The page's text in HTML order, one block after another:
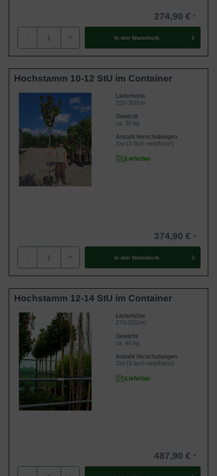
274,90 €
- + In den Warenkorb
Hochstamm 10-12 StU im Container
Lieferhöhe
250-300cm
Gewicht
ca. 30 kg
Anzahl Verschulungen
3xv (3-fach verpflanzt)
Lieferbar
374,90 €
- + In den Warenkorb
Hochstamm 12-14 StU im Container
Lieferhöhe
270-320cm
Gewicht
ca. 40 kg
Anzahl Verschulungen
3xv (3-fach verpflanzt)
Lieferbar
487,90 €